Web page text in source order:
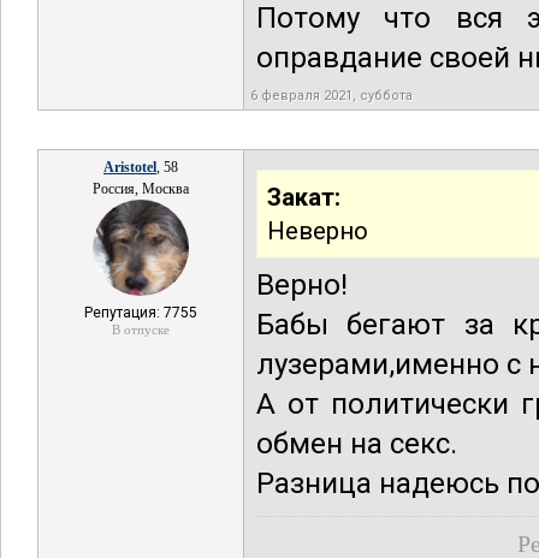
Потому что вся
оправдание своей
6 февраля 2021, суббота
Aristotel, 58
Россия, Москва
Репутация: 7755
В отпуске
Закат:
Неверно
Верно!
Бабы бегают за
лузерами,именно с
А от политически
обмен на секс.
Разница надеюсь